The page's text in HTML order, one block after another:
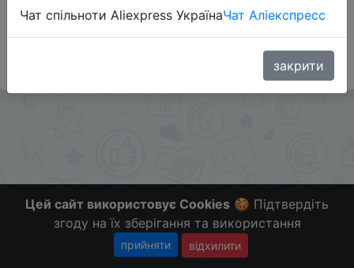
каналі:
Цей сайт використовує Cookies 🍪 Підтвердіть
згоду на їх зберігання та використання
прийняти відхилити
Чат спільноти Aliexpress УкраїнаЧат Аліекспресс
закрити